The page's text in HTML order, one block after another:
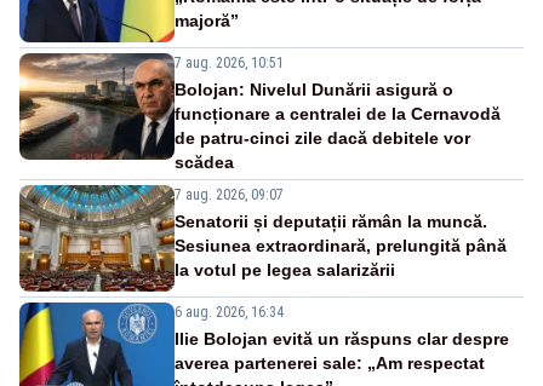
majoră”
7 aug. 2026, 10:51
Bolojan: Nivelul Dunării asigură o
funcționare a centralei de la Cernavodă
de patru-cinci zile dacă debitele vor
scădea
7 aug. 2026, 09:07
Senatorii și deputații rămân la muncă.
Sesiunea extraordinară, prelungită până
la votul pe legea salarizării
6 aug. 2026, 16:34
Ilie Bolojan evită un răspuns clar despre
averea partenerei sale: „Am respectat